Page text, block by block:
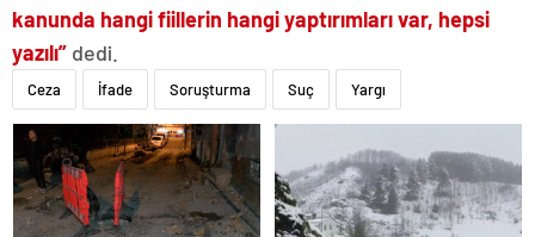
kanunda hangi fiillerin hangi yaptırımları var, hepsi
yazılı” dedi.
Ceza İfade Soruşturma Suç Yargı